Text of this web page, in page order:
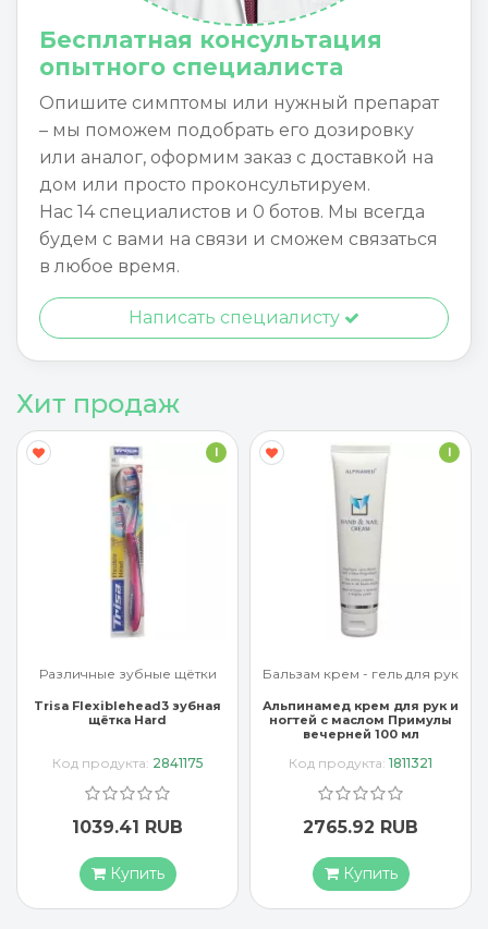
Бесплатная консультация
опытного специалиста
Опишите симптомы или нужный препарат
– мы поможем подобрать его дозировку
или аналог, оформим заказ с доставкой на
дом или просто проконсультируем.
Нас 14 специалистов и 0 ботов. Мы всегда
будем с вами на связи и сможем связаться
в любое время.
Написать специалисту
Хит продаж
I
Различные зубные щётки
Trisa Flexiblehead3 зубная
щётка Hard
Код продукта: 2841175
1039.41 RUB
Купить
I
Бальзам крем - гель для рук
Альпинамед крем для рук и
ногтей с маслом Примулы
вечерней 100 мл
Код продукта: 1811321
2765.92 RUB
Купить